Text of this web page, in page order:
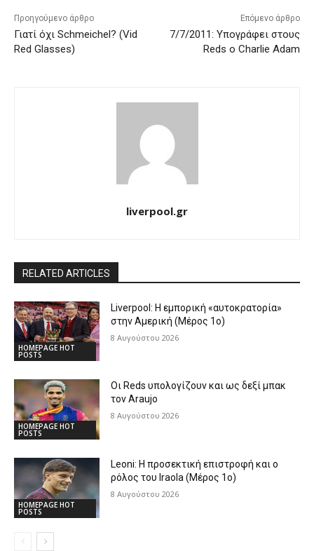
Προηγούμενο άρθρο
Γιατί όχι Schmeichel? (Vid
Red Glasses)
Επόμενο άρθρο
7/7/2011: Υπογράφει στους
Reds o Charlie Adam
liverpool.gr
RELATED ARTICLES
HOMEPAGE HOT
POSTS
Liverpool: Η εμπορική «αυτοκρατορία»
στην Αμερική (Μέρος 1ο)
8 Αυγούστου 2026
HOMEPAGE HOT
POSTS
Οι Reds υπολογίζουν και ως δεξί μπακ
τον Araujo
8 Αυγούστου 2026
HOMEPAGE HOT
POSTS
Leoni: Η προσεκτική επιστροφή και ο
ρόλος του Iraola (Μέρος 1ο)
8 Αυγούστου 2026